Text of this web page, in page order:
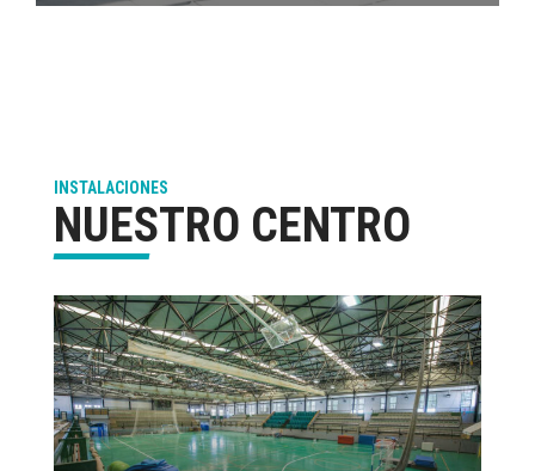
INSTALACIONES
NUESTRO CENTRO